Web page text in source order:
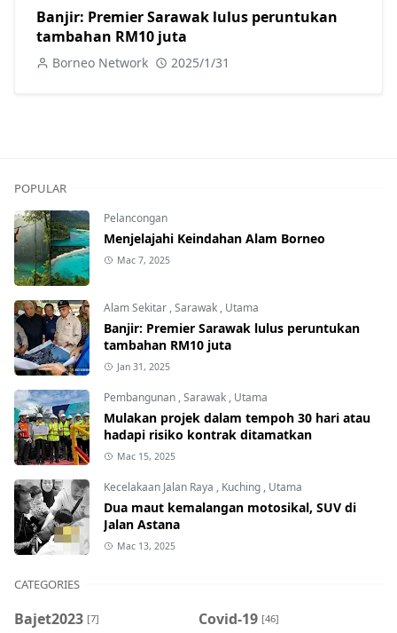
Banjir: Premier Sarawak lulus peruntukan
tambahan RM10 juta
Borneo Network 2025/1/31
POPULAR
Pelancongan
Menjelajahi Keindahan Alam Borneo
Mac 7, 2025
Alam Sekitar ,Sarawak , Utama
Banjir: Premier Sarawak lulus peruntukan
tambahan RM10 juta
Jan 31, 2025
Pembangunan ,Sarawak , Utama
Mulakan projek dalam tempoh 30 hari atau
hadapi risiko kontrak ditamatkan
Mac 15, 2025
Kecelakaan Jalan Raya , Kuching , Utama
Dua maut kemalangan motosikal, SUV di
Jalan Astana
Mac 13, 2025
CATEGORIES
Bajet2023 [7] Covid-19 [46]